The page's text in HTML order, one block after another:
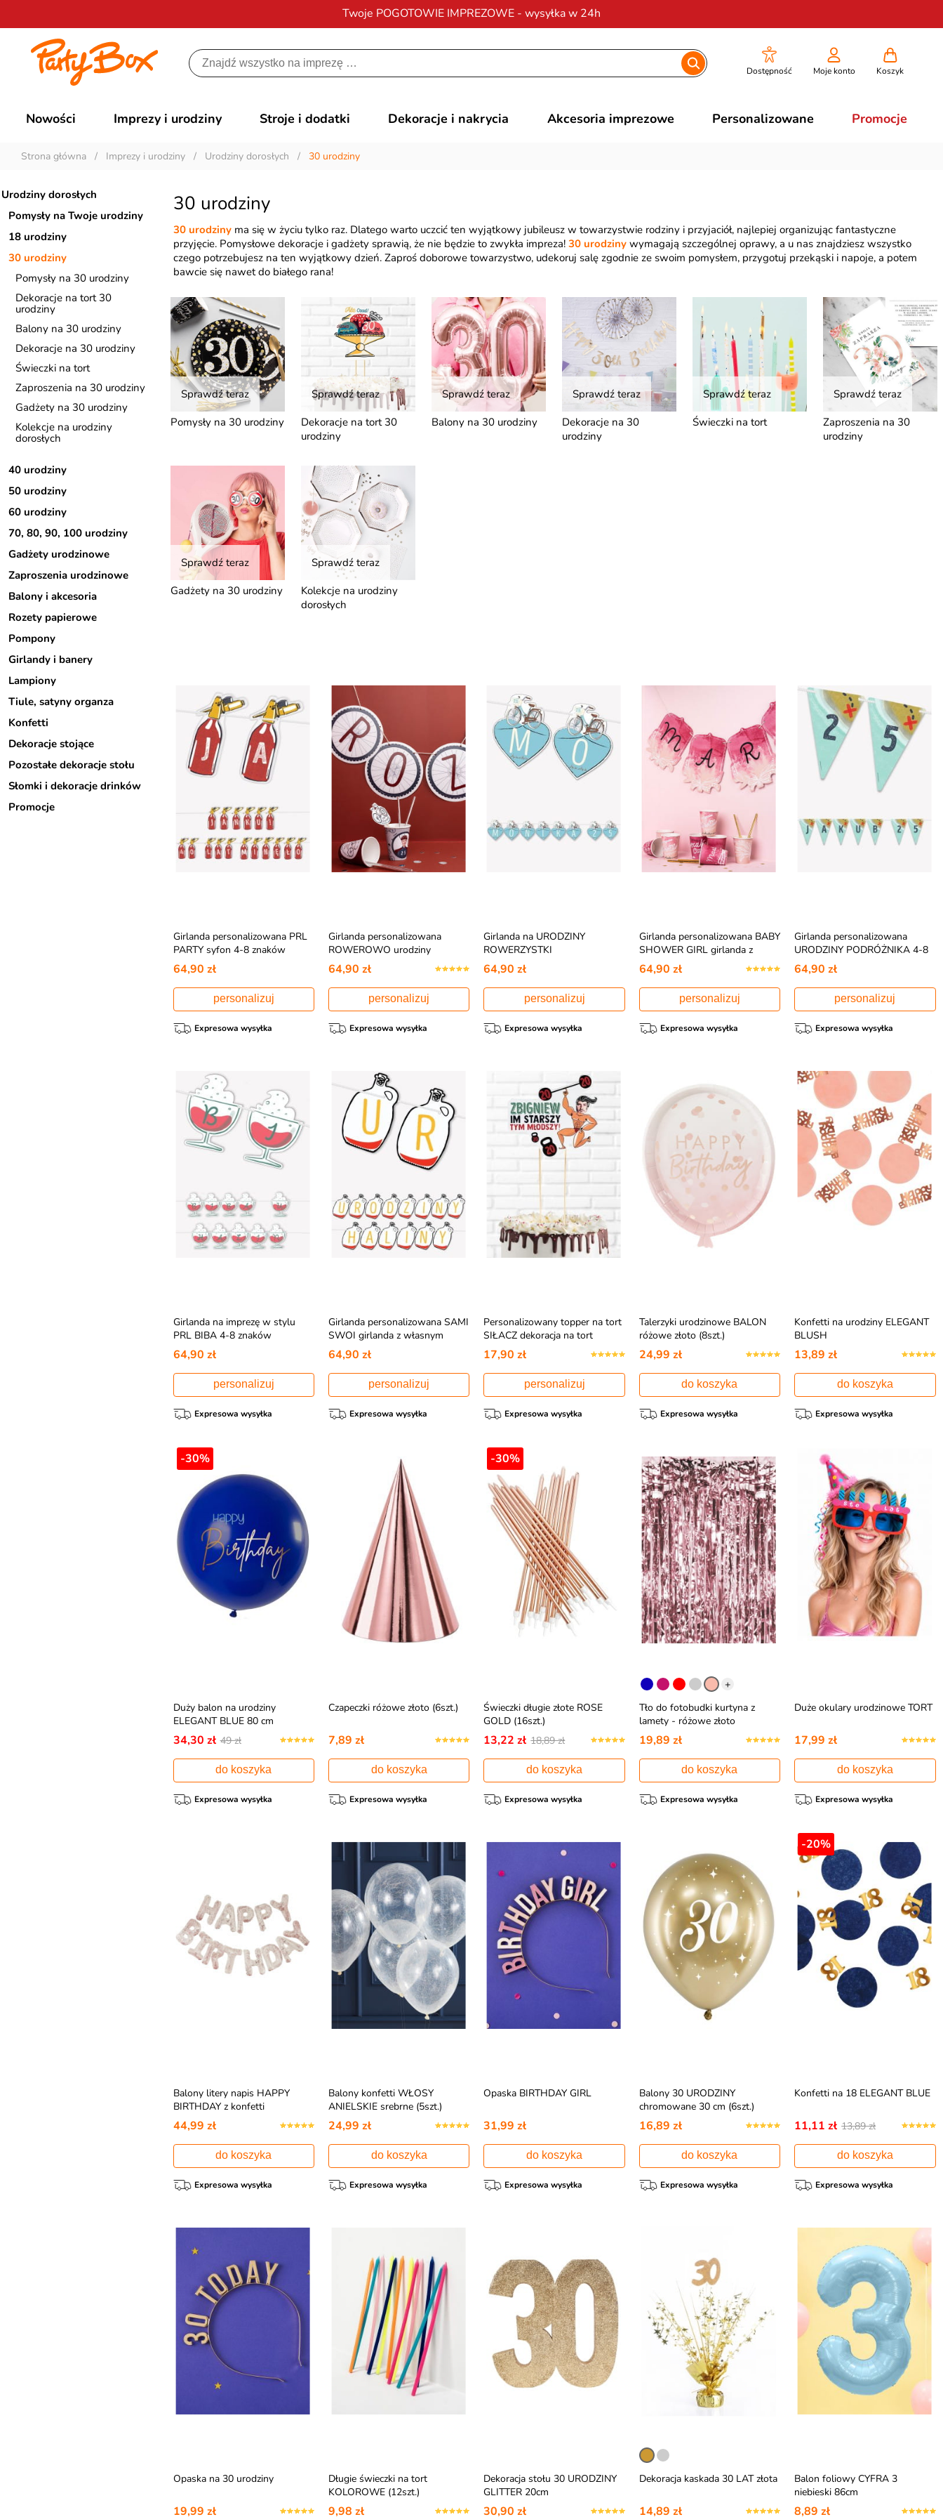
Twoje POGOTOWIE IMPREZOWE - wysyłka w 24h
Darmowa dostawana zamówienia od 200 zł
Dostępność Moje konto Koszyk
Nowości Imprezy i urodziny Stroje i dodatki Dekoracje i nakrycia Akcesoria imprezowe Personalizowane Promocje
Strona główna / Imprezy i urodziny / Urodziny dorosłych / 30 urodziny
30 urodziny
30 urodzinyma się w życiu tylko raz. Dlatego warto uczcić ten wyjątkowy jubileusz w towarzystwie rodziny i przyjaciół, najlepiej organizując fantastyczne
przyjęcie. Pomysłowe dekoracje i gadżety sprawią, że nie będzie to zwykła impreza! 30 urodziny wymagają szczególnej oprawy, a u nas znajdziesz wszystko
czego potrzebujesz na ten wyjątkowy dzień. Zaproś doborowe towarzystwo, udekoruj salę zgodnie ze swoim pomysłem, przygotuj przekąski i napoje, a potem
bawcie się nawet do białego rana!
Sprawdź teraz
Pomysły na 30 urodziny
Sprawdź teraz
Dekoracje na tort 30
urodziny
Sprawdź teraz
Balony na 30 urodziny
Sprawdź teraz
Dekoracje na 30
urodziny
Sprawdź teraz
Świeczki na tort
Sprawdź teraz
Zaproszenia na 30
urodziny
Sprawdź teraz
Gadżety na 30 urodziny
Sprawdź teraz
Kolekcje na urodziny
dorosłych
Girlanda personalizowana PRL
PARTY syfon 4-8 znaków
64,90 zł
personalizuj
Expresowa wysyłka
Girlanda personalizowana
ROWEROWO urodziny
rowerzysty 4-8 znaków
64,90 zł
personalizuj
Expresowa wysyłka
Girlanda na URODZINY
ROWERZYSTKI
personalizowana 4-8 znaków
64,90 zł
personalizuj
Expresowa wysyłka
Girlanda personalizowana BABY
SHOWER GIRL girlanda z
własnym napisem 4-8 znaków
64,90 zł
personalizuj
Expresowa wysyłka
Girlanda personalizowana
URODZINY PODRÓŻNIKA 4-8
znaków
64,90 zł
personalizuj
Expresowa wysyłka
Girlanda na imprezę w stylu
PRL BIBA 4-8 znaków
64,90 zł
personalizuj
Expresowa wysyłka
Girlanda personalizowana SAMI
SWOI girlanda z własnym
napisem 4-8 znaków
64,90 zł
personalizuj
Expresowa wysyłka
Personalizowany topper na tort
SIŁACZ dekoracja na tort
urodzinowy dla faceta
17,90 zł
personalizuj
Expresowa wysyłka
Talerzyki urodzinowe BALON
różowe złoto (8szt.)
24,99 zł
do koszyka
Expresowa wysyłka
Konfetti na urodziny ELEGANT
BLUSH
13,89 zł
do koszyka
Expresowa wysyłka
-30%
Duży balon na urodziny
ELEGANT BLUE 80 cm
34,30 zł 49 zł
do koszyka
Expresowa wysyłka
Czapeczki różowe złoto (6szt.)
7,89 zł
do koszyka
Expresowa wysyłka
-30%
Świeczki długie złote ROSE
GOLD (16szt.)
13,22 zł 18,89 zł
do koszyka
Expresowa wysyłka
+
Tło do fotobudki kurtyna z
lamety - różowe złoto
19,89 zł
do koszyka
Expresowa wysyłka
Duże okulary urodzinowe TORT
17,99 zł
do koszyka
Expresowa wysyłka
Balony litery napis HAPPY
BIRTHDAY z konfetti
44,99 zł
do koszyka
Expresowa wysyłka
Balony konfetti WŁOSY
ANIELSKIE srebrne (5szt.)
24,99 zł
do koszyka
Expresowa wysyłka
Opaska BIRTHDAY GIRL
31,99 zł
do koszyka
Expresowa wysyłka
Balony 30 URODZINY
chromowane 30 cm (6szt.)
16,89 zł
do koszyka
Expresowa wysyłka
-20%
Konfetti na 18 ELEGANT BLUE
11,11 zł 13,89 zł
do koszyka
Expresowa wysyłka
Opaska na 30 urodziny
19,99 zł
Długie świeczki na tort
KOLOROWE (12szt.)
9,98 zł
Dekoracja stołu 30 URODZINY
GLITTER 20cm
30,90 zł
Dekoracja kaskada 30 LAT złota
14,89 zł
Balon foliowy CYFRA 3
niebieski 86cm
8,89 zł
Urodziny dorosłych
Pomysły na Twoje urodziny
18 urodziny
30 urodziny
Pomysły na 30 urodziny
Dekoracje na tort 30
urodziny
Balony na 30 urodziny
Dekoracje na 30 urodziny
Świeczki na tort
Zaproszenia na 30 urodziny
Gadżety na 30 urodziny
Kolekcje na urodziny
dorosłych
40 urodziny
50 urodziny
60 urodziny
70, 80, 90, 100 urodziny
Gadżety urodzinowe
Zaproszenia urodzinowe
Balony i akcesoria
Rozety papierowe
Pompony
Girlandy i banery
Lampiony
Tiule, satyny organza
Konfetti
Dekoracje stojące
Pozostałe dekoracje stołu
Słomki i dekoracje drinków
Promocje